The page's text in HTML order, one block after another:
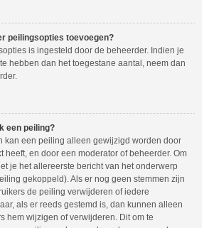
peilingsopties toevoegen?
is ingesteld door de beheerder. Indien je
hebben dan het toegestane aantal, neem dan
een peiling?
kan een peiling alleen gewijzigd worden door
heeft, en door een moderator of beheerder. Om
je het allereerste bericht van het onderwerp
gekoppeld). Als er nog geen stemmen zijn
de peiling verwijderen of iedere
als er reeds gestemd is, dan kunnen alleen
hem wijzigen of verwijderen. Dit om te